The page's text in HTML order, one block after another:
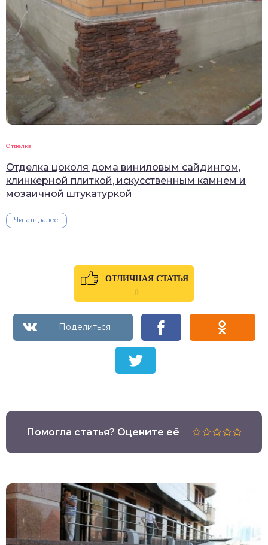
Отделка
Отделка цоколя дома виниловым сайдингом,
клинкерной плиткой, искусственным камнем и
мозаичной штукатуркой
Читать далее
ОТЛИЧНАЯ СТАТЬЯ
0
Помогла статья? Оцените её